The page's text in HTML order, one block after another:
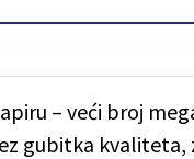
– veći broj
gubitka kvaliteta,